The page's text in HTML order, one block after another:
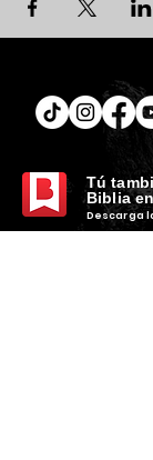
Tú
Biblia
Descarga